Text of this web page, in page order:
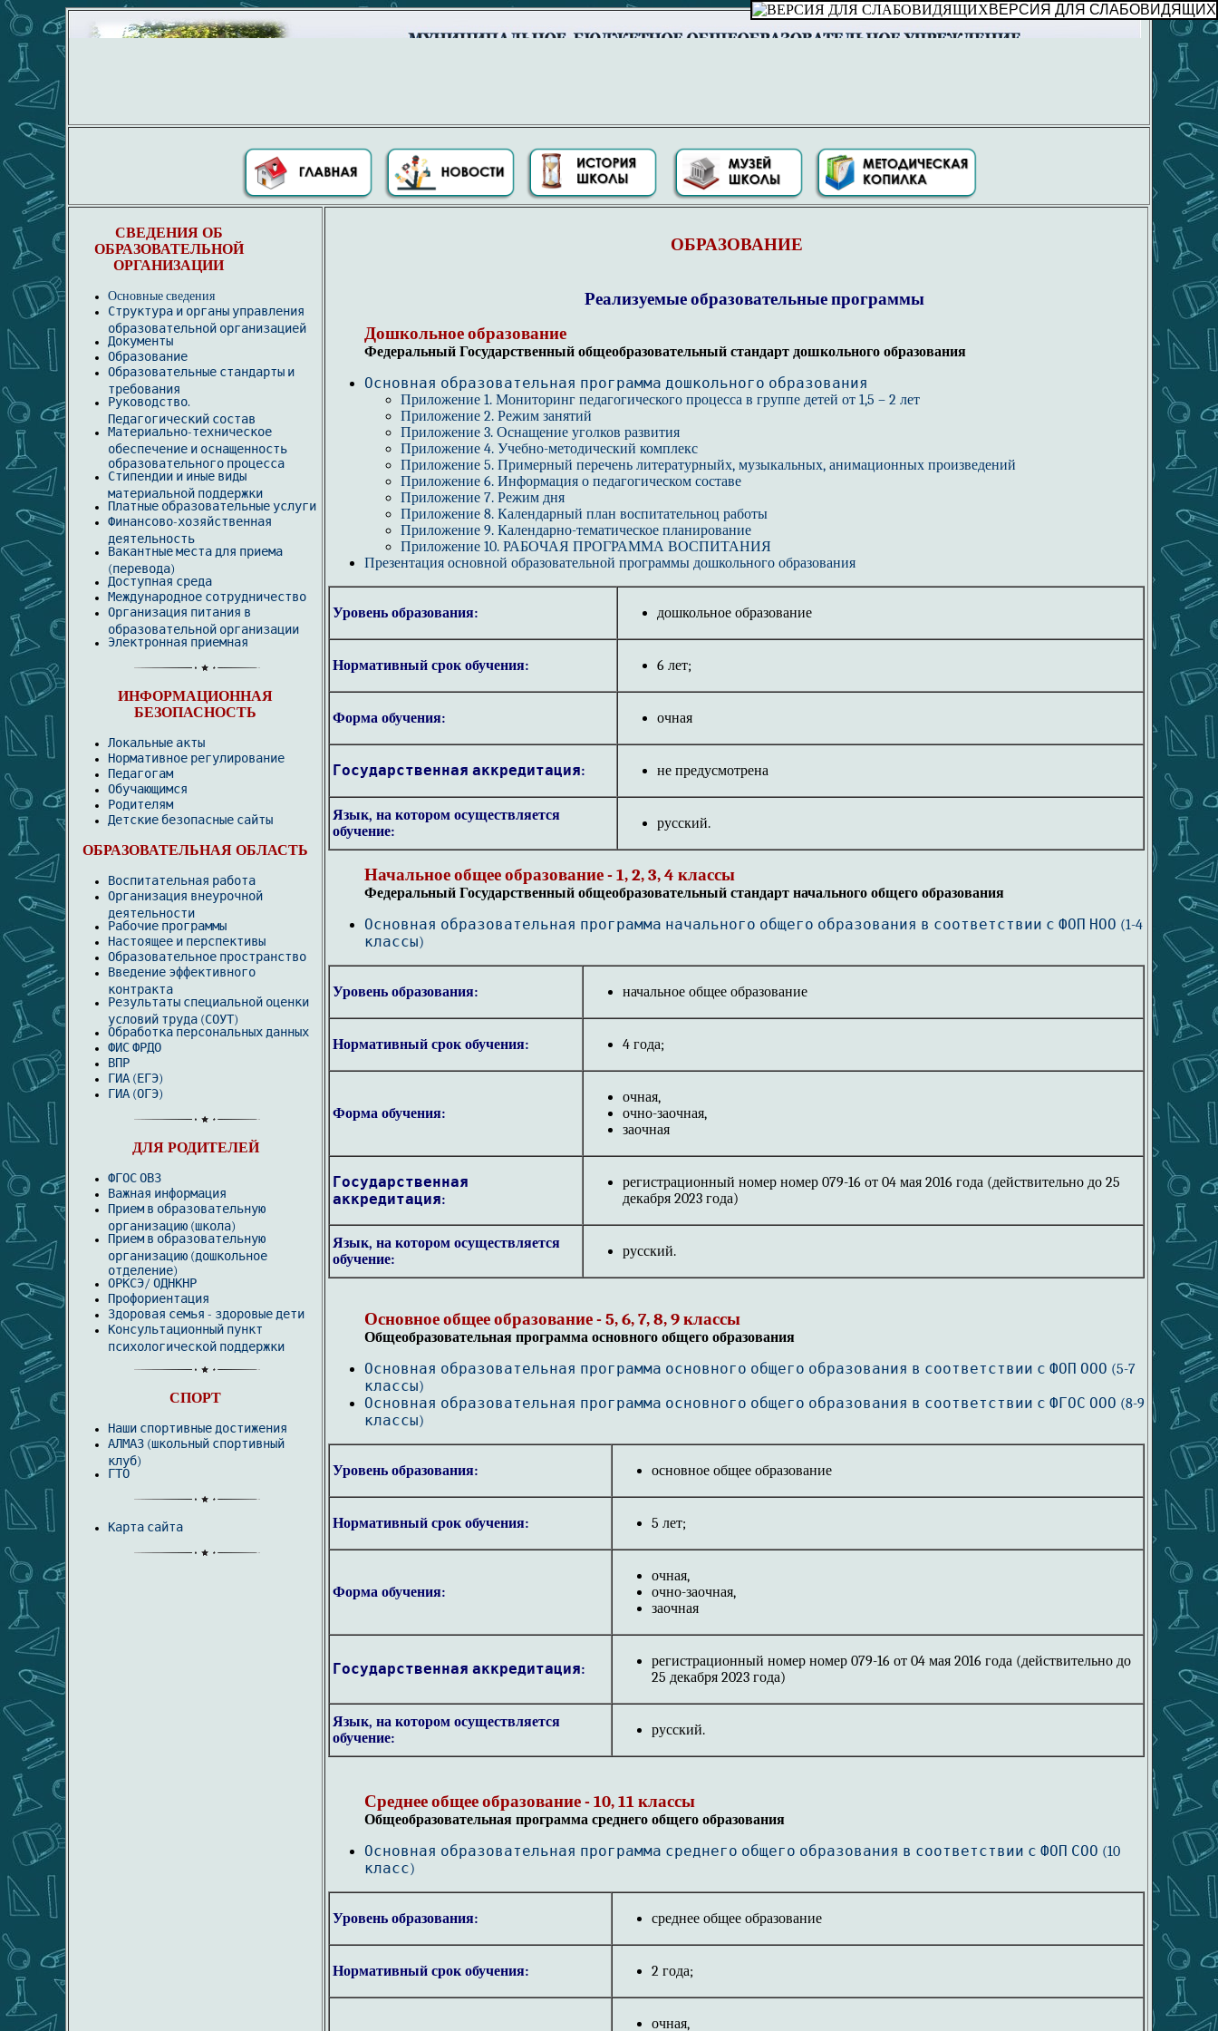
ВЕРСИЯ ДЛЯ СЛАБОВИДЯЩИХ
СВЕДЕНИЯ ОБ
ОБРАЗОВАТЕЛЬНОЙ
ОРГАНИЗАЦИИ
Основные сведения
Структура и органы управления
образовательной организацией
Документы
Образование
Образовательные стандарты и
требования
Руководство.
Педагогический состав
Материально-техническое
обеспечение и оснащенность
образовательного процесса
Стипендии и иные виды
материальной поддержки
Платные образовательные услуги
Финансово-хозяйственная
деятельность
Вакантные места для приема
(перевода)
Доступная среда
Международное сотрудничество
Организация питания в
образовательной организации
Электронная приемная
ИНФОРМАЦИОННАЯ
БЕЗОПАСНОСТЬ
Локальные акты
Нормативное регулирование
Педагогам
Обучающимся
Родителям
Детские безопасные сайты
ОБРАЗОВАТЕЛЬНАЯ ОБЛАСТЬ
Воспитательная работа
Организация внеурочной
деятельности
Рабочие программы
Настоящее и перспективы
Образовательное пространство
Введение эффективного
контракта
Результаты специальной оценки
условий труда (СОУТ)
Обработка персональных данных
ФИС ФРДО
ВПР
ГИА (ЕГЭ)
ГИА (ОГЭ)
ДЛЯ РОДИТЕЛЕЙ
ФГОС ОВЗ
Важная информация
Прием в образовательную
организацию (школа)
Прием в образовательную
организацию (дошкольное
отделение)
ОРКСЭ/ ОДНКНР
Профориентация
Здоровая семья - здоровые дети
Консультационный пункт
психологической поддержки
СПОРТ
Наши спортивные достижения
АЛМАЗ (школьный спортивный
клуб)
ГТО
Карта сайта
ОБРАЗОВАНИЕ
Реализуемые образовательные программы
Дошкольное образование
Федеральный Государственный общеобразовательный стандарт дошкольного образования
Основная образовательная программа дошкольного образования
Приложение 1. Мониторинг педагогического процесса в группе детей от 1,5 – 2 лет
Приложение 2. Режим занятий
Приложение 3. Оснащение уголков развития
Приложение 4. Учебно-методический комплекс
Приложение 5. Примерный перечень литературныйх, музыкальных, анимационных произведений
Приложение 6. Информация о педагогическом составе
Приложение 7. Режим дня
Приложение 8. Календарный план воспитательноц работы
Приложение 9. Календарно-тематическое планирование
Приложение 10. РАБОЧАЯ ПРОГРАММА ВОСПИТАНИЯ
Презентация основной образовательной программы дошкольного образования
Уровень образования: дошкольное образование
Нормативный срок обучения: 6 лет;
Форма обучения: очная
Государственная аккредитация: не предусмотрена
Язык, на котором осуществляется
обучение:
русский.
Начальное общее образование - 1, 2, 3, 4 классы
Федеральный Государственный общеобразовательный стандарт начального общего образования
Основная образовательная программа начального общего образования в соответствии с ФОП НОО (1-4
классы)
Уровень образования: начальное общее образование
Нормативный срок обучения: 4 года;
Форма обучения:
очная,
очно-заочная,
заочная
Государственная
аккредитация:
регистрационный номер номер 079-16 от 04 мая 2016 года (действительно до 25
декабря 2023 года)
Язык, на котором осуществляется
обучение:
русский.
Основное общее образование - 5, 6, 7, 8, 9 классы
Общеобразовательная программа основного общего образования
Основная образовательная программа основного общего образования в соответствии с ФОП ООО (5-7
классы)
Основная образовательная программа основного общего образования в соответствии с ФГОС ООО (8-9
классы)
Уровень образования: основное общее образование
Нормативный срок обучения: 5 лет;
Форма обучения:
очная,
очно-заочная,
заочная
Государственная аккредитация:
регистрационный номер номер 079-16 от 04 мая 2016 года (действительно до
25 декабря 2023 года)
Язык, на котором осуществляется
обучение:
русский.
Среднее общее образование - 10, 11 классы
Общеобразовательная программа среднего общего образования
Основная образовательная программа среднего общего образования в соответствии с ФОП СОО (10
класс)
Уровень образования: среднее общее образование
Нормативный срок обучения: 2 года;
очная,